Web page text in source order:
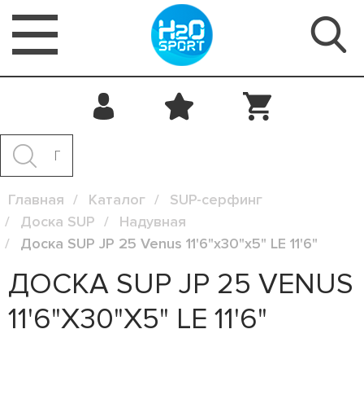
Главная Каталог
SUP-серфинг
Доска SUP
Надувная
Доска SUP JP 25 Venus 11'6"x30"x5" LE 11'6"
ДОСКА SUP JP 25 VENUS
11'6"X30"X5" LE 11'6"